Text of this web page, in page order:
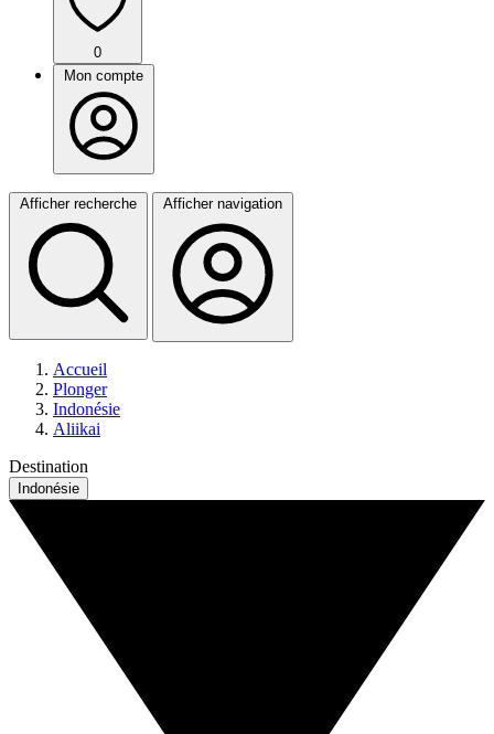
0
Mon compte
Afficher recherche Afficher navigation
Accueil
Plonger
Indonésie
Aliikai
Destination
Indonésie